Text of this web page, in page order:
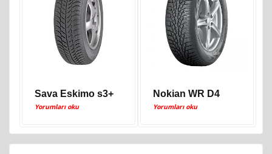
Sava Eskimo s3+
Yorumları oku
Nokian WR D4
Yorumları oku